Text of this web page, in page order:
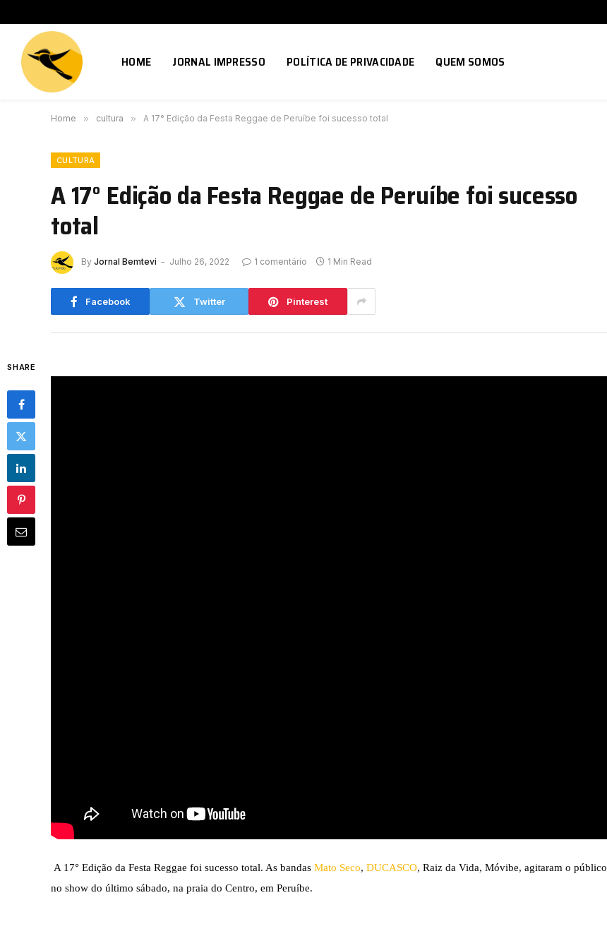
HOME JORNAL IMPRESSO POLÍTICA DE PRIVACIDADE QUEM SOMOS
Home » cultura » A 17° Edição da Festa Reggae de Peruíbe foi sucesso total
CULTURA
A 17° Edição da Festa Reggae de Peruíbe foi sucesso
total
By Jornal Bemtevi Julho 26, 2022 1 comentário 1 Min Read
Facebook Twitter Pinterest
SHARE
A 17° Edição da Festa Reggae foi sucesso total. As bandas Mato Seco, DUCASCO, Raiz da Vida, Móvibe, agitaram o público
no show do último sábado, na praia do Centro, em Peruíbe.